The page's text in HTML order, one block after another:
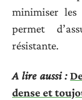
minimiser les
permet
résistante.
A lire aussi :
dense et